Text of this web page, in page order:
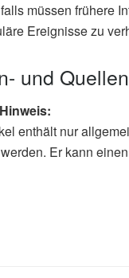
müssen frühere
Ereignisse zu
und
enthält nur
Er kann